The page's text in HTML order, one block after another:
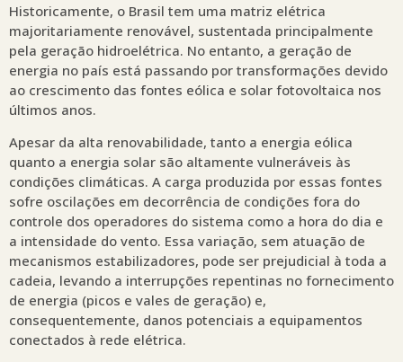
Historicamente, o Brasil tem uma matriz elétrica
majoritariamente renovável, sustentada principalmente
pela geração hidroelétrica. No entanto, a geração de
energia no país está passando por transformações devido
ao crescimento das fontes eólica e solar fotovoltaica nos
últimos anos.
Apesar da alta renovabilidade, tanto a energia eólica
quanto a energia solar são altamente vulneráveis às
condições climáticas. A carga produzida por essas fontes
sofre oscilações em decorrência de condições fora do
controle dos operadores do sistema como a hora do dia e
a intensidade do vento. Essa variação, sem atuação de
mecanismos estabilizadores, pode ser prejudicial à toda a
cadeia, levando a interrupções repentinas no fornecimento
de energia (picos e vales de geração) e,
consequentemente, danos potenciais a equipamentos
conectados à rede elétrica.